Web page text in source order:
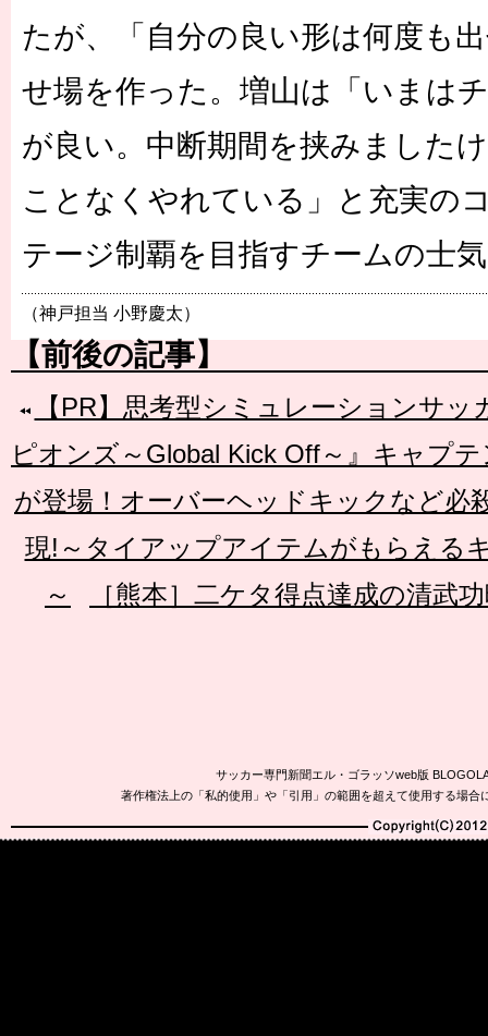
たが、「自分の良い形は何度も
せ場を作った。増山は「いまは
が良い。中断期間を挟みました
ことなくやれている」と充実の
テージ制覇を目指すチームの士
（神戸担当 小野慶太）
【前後の記事】
【PR】思考型シミュレーションサ
ピオンズ～Global Kick Off～』キャプ
が登場！オーバーヘッドキックなど必
現!～タイアップアイテムがもらえる
～
［熊本］二ケタ得点達成の清武
サッカー専門新聞エル・ゴラッソweb版
著作権法上の「私的使用」や「引用」の範囲を超えて使用する場
Copyright(C)2010-